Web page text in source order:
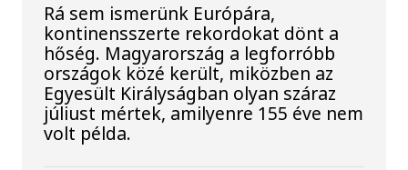
Rá sem ismerünk Európára,
kontinensszerte rekordokat dönt a
hőség. Magyarország a legforróbb
országok közé került, miközben az
Egyesült Királyságban olyan száraz
júliust mértek, amilyenre 155 éve nem
volt példa.